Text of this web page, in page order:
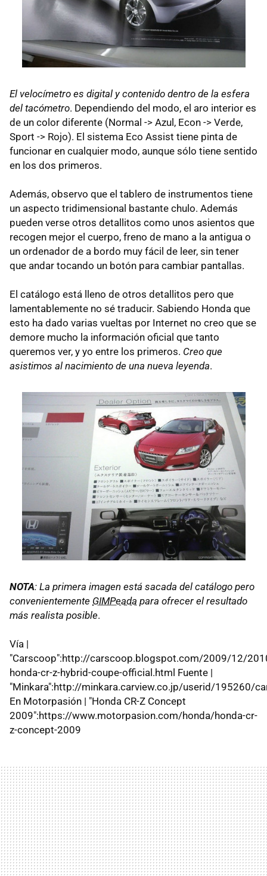
El velocímetro es digital y contenido dentro de la esfera
del tacómetro. Dependiendo del modo, el aro interior es
de un color diferente (Normal -> Azul, Econ -> Verde,
Sport -> Rojo). El sistema Eco Assist tiene pinta de
funcionar en cualquier modo, aunque sólo tiene sentido
en los dos primeros.
Además, observo que el tablero de instrumentos tiene
un aspecto tridimensional bastante chulo. Además
pueden verse otros detallitos como unos asientos que
recogen mejor el cuerpo, freno de mano a la antigua o
un ordenador de a bordo muy fácil de leer, sin tener
que andar tocando un botón para cambiar pantallas.
El catálogo está lleno de otros detallitos pero que
lamentablemente no sé traducir. Sabiendo Honda que
esto ha dado varias vueltas por Internet no creo que se
demore mucho la información oficial que tanto
queremos ver, y yo entre los primeros. Creo que
asistimos al nacimiento de una nueva leyenda.
NOTA: La primera imagen está sacada del catálogo pero
convenientemente GIMPeada para ofrecer el resultado
más realista posible.
Vía |
"Carscoop":http://carscoop.blogspot.com/2009/12/
honda-cr-z-hybrid-coupe-official.html Fuente |
"Minkara":http://minkara.carview.co.jp/userid/195260/
En Motorpasión | "Honda CR-Z Concept
2009":https://www.motorpasion.com/honda/honda-cr-
z-concept-2009